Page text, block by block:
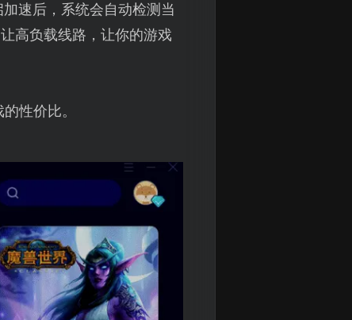
速后，系统会自动检测当
高负载线路，让你的游戏
性价比。